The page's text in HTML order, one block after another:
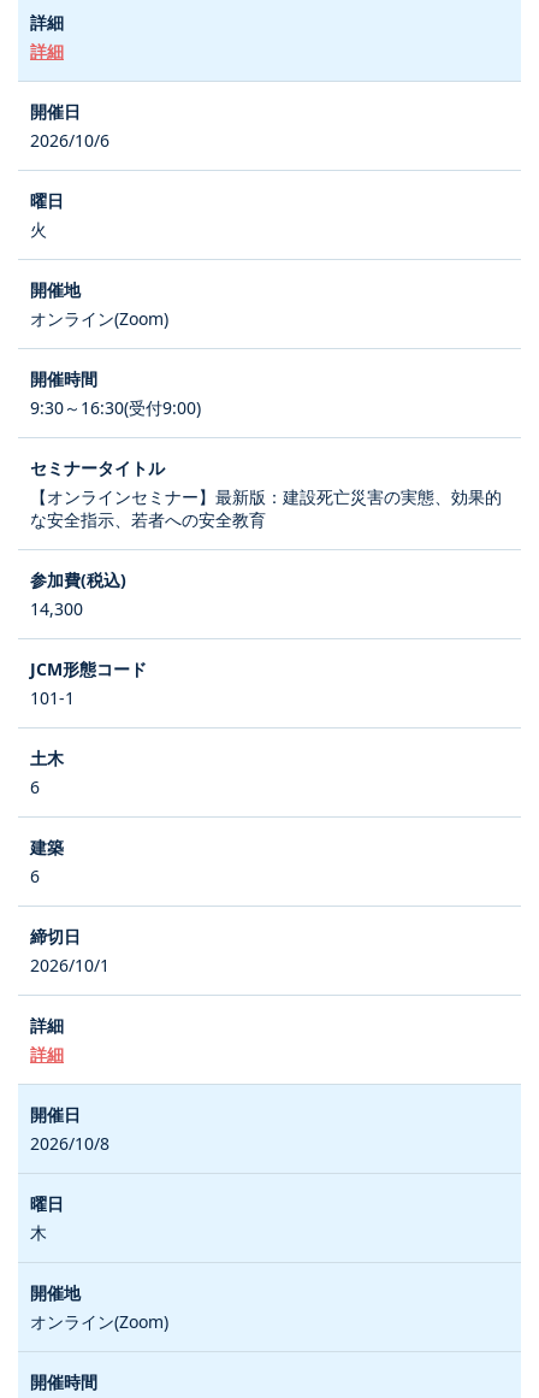
詳細
2026/10/6
火
オンライン(Zoom)
9:30～16:30(受付9:00)
【オンラインセミナー】最新版：建設死亡災害の実態、効果的
な安全指示、若者への安全教育
14,300
101-1
6
6
2026/10/1
詳細
2026/10/8
木
オンライン(Zoom)